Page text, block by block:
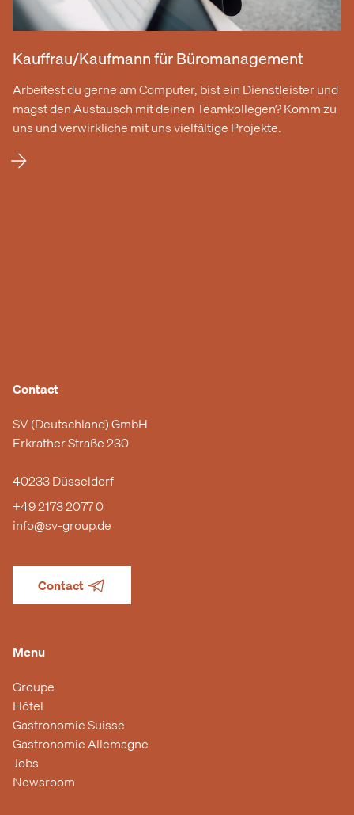
Kauffrau/Kaufmann für Büromanagement
Arbeitest du gerne am Computer, bist ein Dienstleister und
magst den Austausch mit deinen Teamkollegen? Komm zu
uns und verwirkliche mit uns vielfältige Projekte.
Contact
SV (Deutschland) GmbH
Erkrather Straße 230
40233 Düsseldorf
+49 2173 2077 0
info@sv-group.de
Contact
Menu
Groupe
Hôtel
Gastronomie Suisse
Gastronomie Allemagne
Jobs
Newsroom